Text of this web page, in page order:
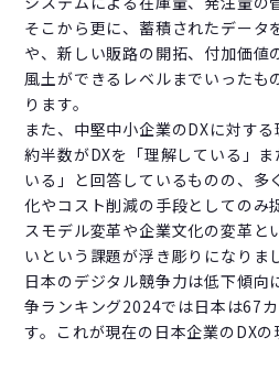
そこから更に、蓄積されたデータ
や、新しい販路の開拓、付加価値
風土ができるレベルまでいったも
ります。
また、中堅中小企業のDXに対する
約半数がDXを「理解している」
いる」と回答しているものの、多
化やコスト削減の手段としてのみ
スモデル変革や企業文化の変革と
いという課題が浮き彫りになりま
日本のデジタル競争力は低下傾向
争ランキング2024では日本は67
す。これが現在の日本企業のDXの